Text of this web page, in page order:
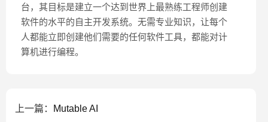
台，其目标是建立一个达到世界上最熟练工程师创建
软件的水平的自主开发系统。无需专业知识，让每个
人都能立即创建他们需要的任何软件工具，都能对计
算机进行编程。
上一篇：
Mutable AI